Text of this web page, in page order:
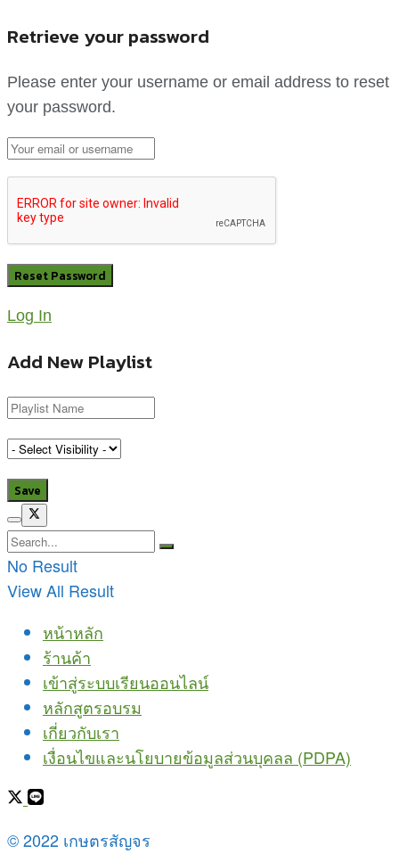
Retrieve your password
Please enter your username or email address to reset
your password.
Log In
Add New Playlist
No Result
View All Result
หน้าหลัก
ร้านค้า
เข้าสู่ระบบเรียนออนไลน์
หลักสูตรอบรม
เกี่ยวกับเรา
เงื่อนไขและนโยบายข้อมูลส่วนบุคลล (PDPA)
© 2022 เกษตรสัญจร